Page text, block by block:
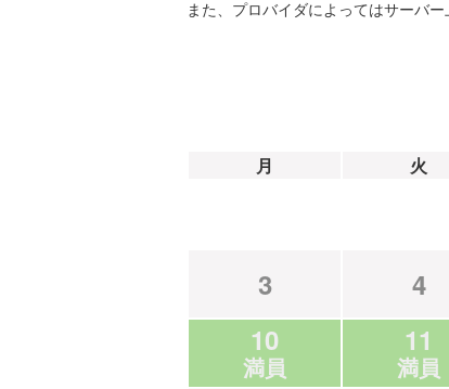
また、プロバイダによってはサーバ
月 火
3
4
10
満員
11
満員